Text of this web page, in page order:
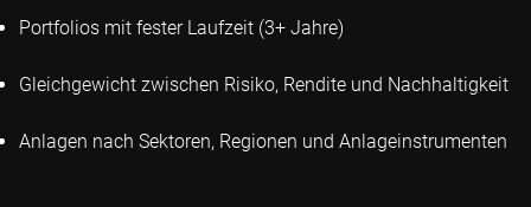
Portfolios mit fester Laufzeit (3+ Jahre)
Gleichgewicht zwischen Risiko, Rendite und Nachhaltigkeit
Anlagen nach Sektoren, Regionen und Anlageinstrumenten